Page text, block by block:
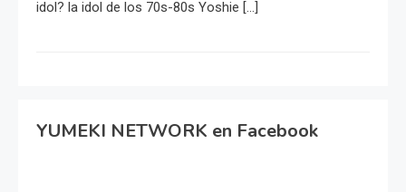
idol? la idol de los 70s-80s Yoshie […]
YUMEKI NETWORK en Facebook